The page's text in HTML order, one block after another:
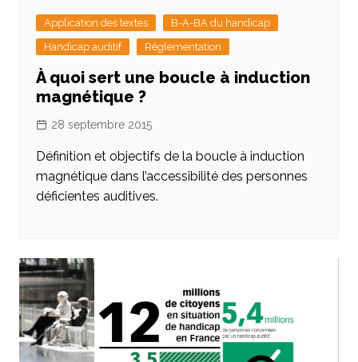
Application des textes
B-A-BA du handicap
Handicap auditif
Réglementation
À quoi sert une boucle à induction
magnétique ?
28 septembre 2015
Définition et objectifs de la boucle à induction
magnétique dans l’accessibilité des personnes
déficientes auditives.